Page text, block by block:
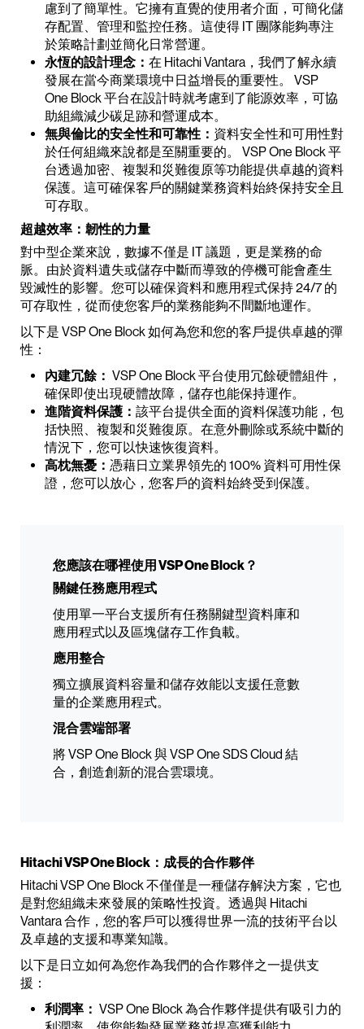
慮到了簡單性。它擁有直覺的使用者介面，可簡化儲
存配置、管理和監控任務。這使得 IT 團隊能夠專注
於策略計劃並簡化日常營運。
永恆的設計理念： 在 Hitachi Vantara，我們了解永續
發展在當今商業環境中日益增長的重要性。 VSP
One Block 平台在設計時就考慮到了能源效率，可協
助組織減少碳足跡和營運成本。
無與倫比的安全性和可靠性： 資料安全性和可用性對
於任何組織來說都是至關重要的。 VSP One Block 平
台透過加密、複製和災難復原等功能提供卓越的資料
保護。這可確保客戶的關鍵業務資料始終保持安全且
可存取。
超越效率：韌性的力量
對中型企業來說，數據不僅是 IT 議題，更是業務的命
脈。由於資料遺失或儲存中斷而導致的停機可能會產生
毀滅性的影響。您可以確保資料和應用程式保持 24/7 的
可存取性，從而使您客戶的業務能夠不間斷地運作。
以下是 VSP One Block 如何為您和您的客戶提供卓越的彈
性：
內建冗餘： VSP One Block 平台使用冗餘硬體組件，
確保即使出現硬體故障，儲存也能保持運作。
進階資料保護： 該平台提供全面的資料保護功能，包
括快照、複製和災難復原。在意外刪除或系統中斷的
情況下，您可以快速恢復資料。
高枕無憂： 憑藉日立業界領先的 100% 資料可用性保
證，您可以放心，您客戶的資料始終受到保護。
您應該在哪裡使用 VSP One Block？
關鍵任務應用程式
使用單一平台支援所有任務關鍵型資料庫和
應用程式以及區塊儲存工作負載。
應用整合
獨立擴展資料容量和儲存效能以支援任意數
量的企業應用程式。
混合雲端部署
將 VSP One Block 與 VSP One SDS Cloud 結
合，創造創新的混合雲環境。
Hitachi VSP One Block：成長的合作夥伴
Hitachi VSP One Block 不僅僅是一種儲存解決方案，它也
是對您組織未來發展的策略性投資。透過與 Hitachi
Vantara 合作，您的客戶可以獲得世界一流的技術平台以
及卓越的支援和專業知識。
以下是日立如何為您作為我們的合作夥伴之一提供支
援：
利潤率： VSP One Block 為合作夥伴提供有吸引力的